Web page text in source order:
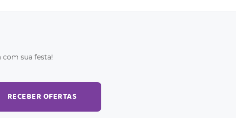
com sua festa!
RECEBER OFERTAS